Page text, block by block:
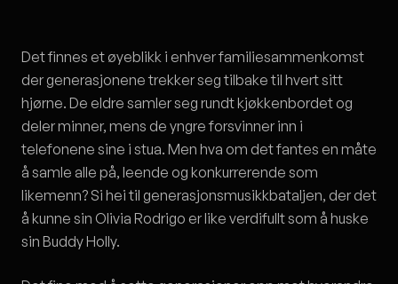
Det finnes et øyeblikk i enhver familiesammenkomst
der generasjonene trekker seg tilbake til hvert sitt
hjørne. De eldre samler seg rundt kjøkkenbordet og
deler minner, mens de yngre forsvinner inn i
telefonene sine i stua. Men hva om det fantes en måte
å samle alle på, leende og konkurrerende som
likemenn? Si hei til generasjonsmusikkbataljen, der det
å kunne sin Olivia Rodrigo er like verdifullt som å huske
sin Buddy Holly.